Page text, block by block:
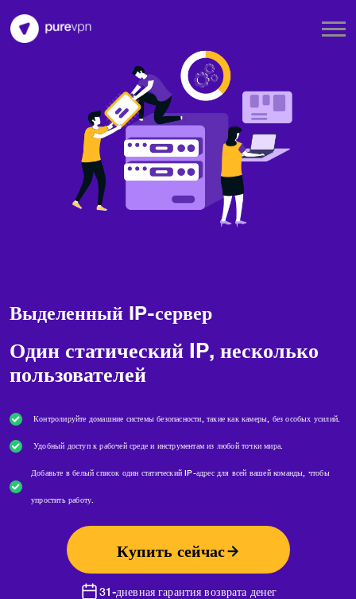
Выделенный IP-сервер
Один статический IP, несколько
пользователей
Контролируйте домашние системы безопасности, такие как камеры, без особых усилий.
Удобный доступ к рабочей среде и инструментам из любой точки мира.
Добавьте в белый список один статический IP-адрес для всей вашей команды, чтобы
упростить работу.
Купить сейчас
31-дневная гарантия возврата денег